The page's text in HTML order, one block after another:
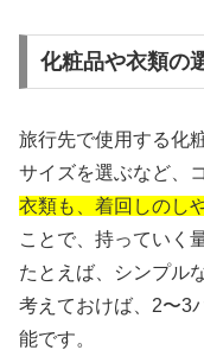
化粧品や衣類の
旅行先で使用する化
サイズを選ぶなど、
衣類も、着回しのし
ことで、持っていく
たとえば、シンプル
考えておけば、2〜3
能です。